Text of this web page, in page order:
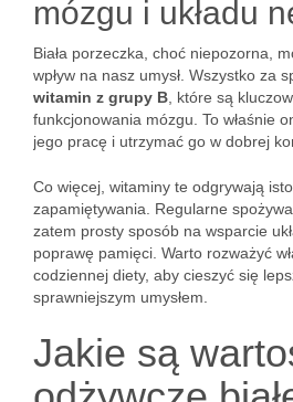
mózgu i układu
Biała porzeczka, choć niepozorna,
wpływ na nasz umysł. Wszystko za
witamin z grupy B , które są
funkcjonowania mózgu. To właśnie
jego pracę i utrzymać go w dobrej
Co więcej, witaminy te odgrywają
zapamiętywania. Regularne
zatem prosty sposób na wsparcie
poprawę pamięci. Warto rozważyć
codziennej diety, aby cieszyć się
sprawniejszym umysłem.
Jakie są